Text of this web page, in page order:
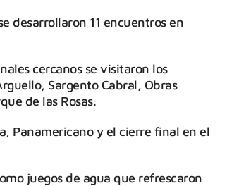
desarrollaron 11 encuentros en
cercanos se visitaron los
Sargento Cabral, Obras
de las Rosas.
Panamericano y el cierre final en el
juegos de agua que refrescaron